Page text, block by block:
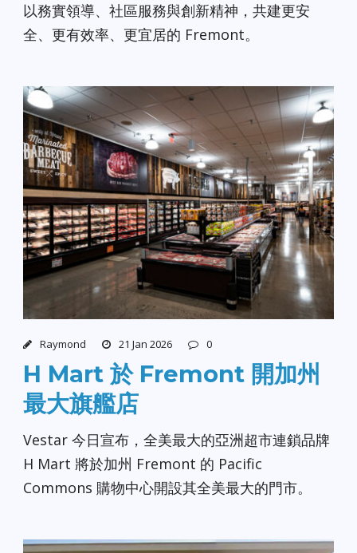
以務實領導、社區服務與創新精神，共建更安
全、更有效率、更宜居的 Fremont。
Raymond 21 Jan 2026 0
H Mart 於 Fremont 開加州
最大旗艦店
Vestar 今日宣布，全美最大的亞洲超市連鎖品牌
H Mart 將於加州 Fremont 的 Pacific
Commons 購物中心開設其全美最大的門市。